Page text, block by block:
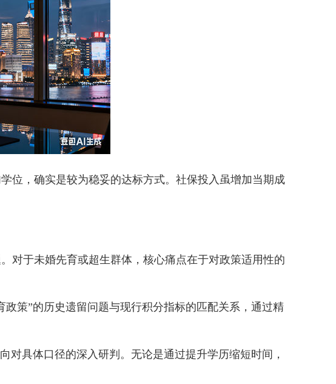
，确实是较为稳妥的达标方式。社保投入虽增加当期成
于未婚先育或超生群体，核心痛点在于对政策适用性的
策”的历史遗留问题与现行积分指标的匹配关系，通过精
具体口径的深入研判。无论是通过提升学历缩短时间，